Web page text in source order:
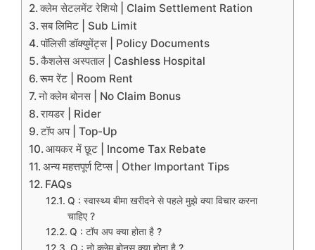
क्लेम सेटलमेंट रेशियो | Claim Settlement Ration
सब लिमिट | Sub Limit
पॉलिसी डॉक्युमेंट्स | Policy Documents
कैशलेस अस्पताल | Cashless Hospital
रूम रेंट | Room Rent
नो क्लेम बोनस | No Claim Bonus
रायडर | Rider
टॉप अप | Top-Up
आयकर में छूट | Income Tax Rebate
अन्य महत्तपूर्ण टिप्स | Other Important Tips
FAQs
Q : स्वास्थ्य बीमा खरीदने से पहले मुझे क्या विचार करना
चाहिए ?
Q : टॉप अप क्या होता है ?
Q : नो क्लेम बोनस क्या होता है ?